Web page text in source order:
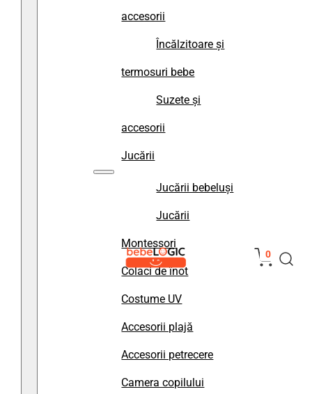
accesorii
Încălzitoare și
termosuri bebe
Suzete și
accesorii
Jucării
Jucării bebeluși
Jucării
Montessori
Colaci de înot
Costume UV
Accesorii plajă
Accesorii petrecere
Camera copilului
0